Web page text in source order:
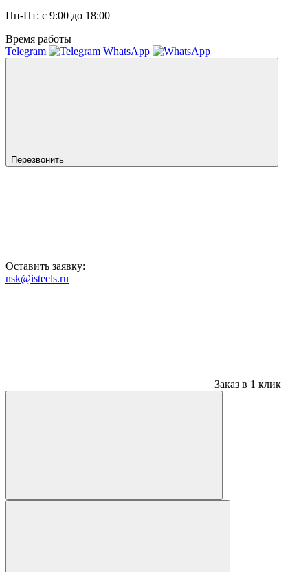
Пн-Пт: с 9:00 до 18:00
Время работы
Telegram
WhatsApp
Перезвонить
Оставить заявку:
nsk@isteels.ru
Заказ в 1 клик